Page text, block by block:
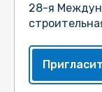
28-я